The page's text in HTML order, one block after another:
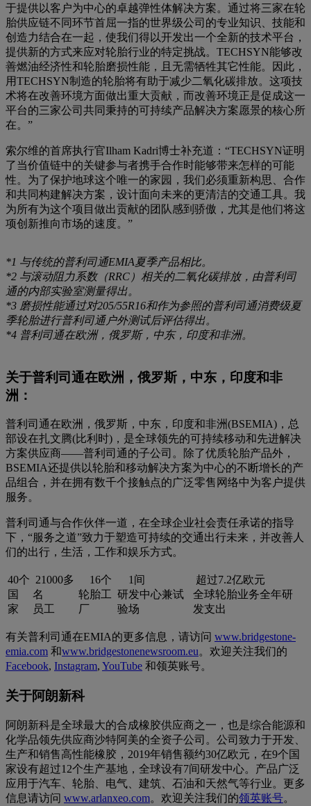
于提供以客户为中心的卓越弹性体解决方案。通过将三家在轮
胎供应链不同环节首屈一指的世界级公司的专业知识、技能和
创造力结合在一起，使我们得以开发出一个全新的技术平台，
提供新的方式来应对轮胎行业的特定挑战。TECHSYN能够改
善燃油经济性和轮胎磨损性能，且无需牺牲其它性能。因此，
用TECHSYN制造的轮胎将有助于减少二氧化碳排放。这项技
术将在改善环境方面做出重大贡献，而改善环境正是促成这一
平台的三家公司共同秉持的可持续产品解决方案愿景的核心所
在。”
索尔维的首席执行官Ilham Kadri博士补充道：“TECHSYN证明
了当价值链中的关键参与者携手合作时能够带来怎样的可能
性。为了保护地球这个唯一的家园，我们必须重新构思、合作
和共同构建解决方案，设计面向未来的更清洁的交通工具。我
为所有为这个项目做出贡献的团队感到骄傲，尤其是他们将这
项创新推向市场的速度。”
*1 与传统的普利司通EMIA夏季产品相比。
*2 与滚动阻力系数（RRC）相关的二氧化碳排放，由普利司
通的内部实验室测量得出。
*3 磨损性能通过对205/55R16和作为参照的普利司通消费级夏
季轮胎进行普利司通户外测试后评估得出。
*4 普利司通在欧洲，俄罗斯，中东，印度和非洲。
关于普利司通在欧洲，俄罗斯，中东，印度和非
洲：
普利司通在欧洲，俄罗斯，中东，印度和非洲(BSEMIA)，总
部设在扎文腾(比利时)，是全球领先的可持续移动和先进解决
方案供应商——普利司通的子公司。除了优质轮胎产品外，
BSEMIA还提供以轮胎和移动解决方案为中心的不断增长的产
品组合，并在拥有数千个接触点的广泛零售网络中为客户提供
服务。
普利司通与合作伙伴一道，在全球企业社会责任承诺的指导
下，“服务之道”致力于塑造可持续的交通出行未来，并改善人
们的出行，生活，工作和娱乐方式。
40个
国
家
21000多
名
员工
16个
轮胎工
厂
1间
研发中心兼试
验场
超过7.2亿欧元
全球轮胎业务全年研
发支出
有关普利司通在EMIA的更多信息，请访问 www.bridgestone-
emia.com 和www.bridgestonenewsroom.eu。欢迎关注我们的
Facebook, Instagram, YouTube 和领英账号。
关于阿朗新科
阿朗新科是全球最大的合成橡胶供应商之一，也是综合能源和
化学品领先供应商沙特阿美的全资子公司。公司致力于开发、
生产和销售高性能橡胶，2019年销售额约30亿欧元，在9个国
家设有超过12个生产基地，全球设有7间研发中心。产品广泛
应用于汽车、轮胎、电气、建筑、石油和天然气等行业。更多
信息请访问 www.arlanxeo.com。欢迎关注我们的领英账号。